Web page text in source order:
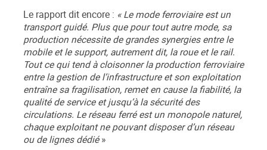
Le rapport dit encore : « Le mode ferroviaire est un
transport guidé. Plus que pour tout autre mode, sa
production nécessite de grandes synergies entre le
mobile et le support, autrement dit, la roue et le rail.
Tout ce qui tend à cloisonner la production ferroviaire
entre la gestion de l’infrastructure et son exploitation
entraîne sa fragilisation, remet en cause la fiabilité, la
qualité de service et jusqu’à la sécurité des
circulations. Le réseau ferré est un monopole naturel,
chaque exploitant ne pouvant disposer d’un réseau
ou de lignes dédié»